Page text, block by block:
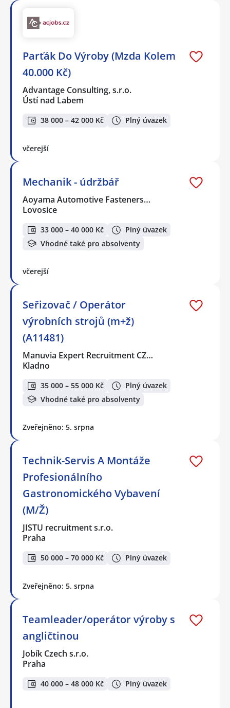
Parťák Do Výroby (Mzda Kolem
40.000 Kč)
Advantage Consulting, s.r.o.
Ústí nad Labem
38 000 – 42 000 Kč Plný úvazek
včerejší
Mechanik - údržbář
Aoyama Automotive Fasteners…
Lovosice
33 000 – 40 000 Kč
Plný úvazek
Vhodné také pro absolventy
včerejší
Seřizovač / Operátor
výrobních strojů (m+ž)
(A11481)
Manuvia Expert Recruitment CZ…
Kladno
35 000 – 55 000 Kč
Plný úvazek
Vhodné také pro absolventy
Zveřejněno: 5. srpna
Technik-Servis A Montáže
Profesionálního
Gastronomického Vybavení
(M/Ž)
JISTU recruitment s.r.o.
Praha
50 000 – 70 000 Kč Plný úvazek
Zveřejněno: 5. srpna
Teamleader/operátor výroby s
angličtinou
Jobík Czech s.r.o.
Praha
40 000 – 48 000 Kč Plný úvazek